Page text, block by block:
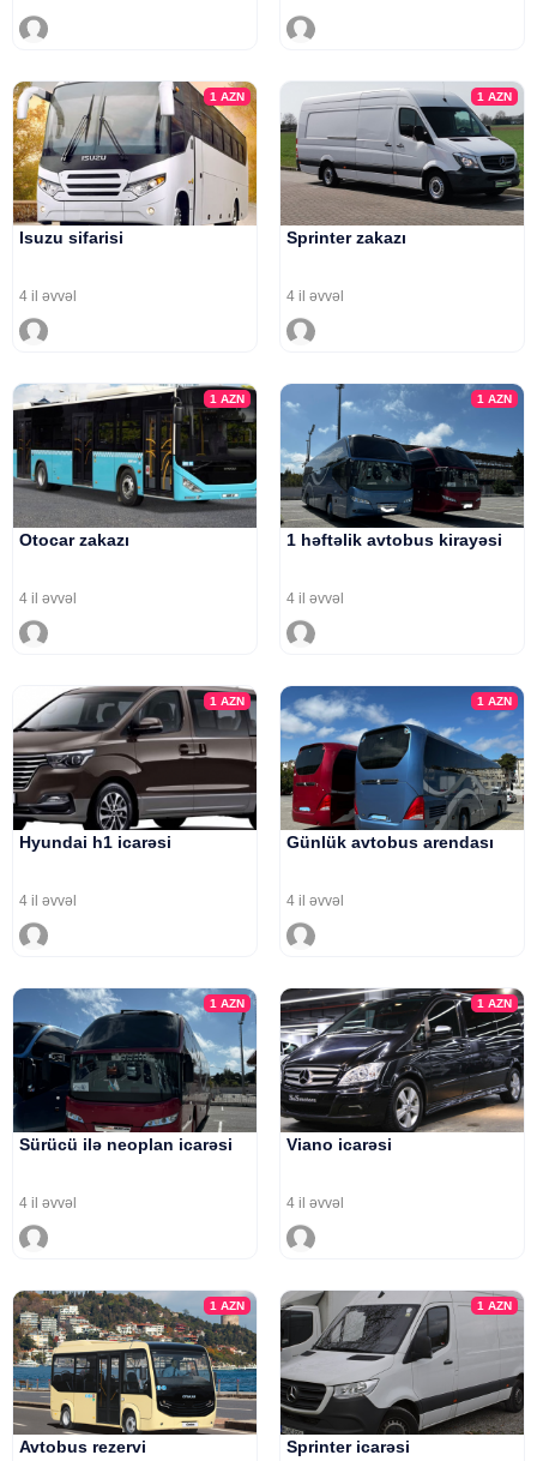
1AZN
Isuzu sifarisi
4 il əvvəl
1 AZN
Sprinter zakazı
4 il əvvəl
1AZN
Otocar zakazı
4 il əvvəl
1 AZN
1 həftəlik avtobus kirayəsi
4 il əvvəl
1AZN
Hyundai h1 icarəsi
4 il əvvəl
1 AZN
Günlük avtobus arendası
4 il əvvəl
1AZN
Sürücü ilə neoplan icarəsi
4 il əvvəl
1 AZN
Viano icarəsi
4 il əvvəl
1AZN
Avtobus rezervi
1 AZN
Sprinter icarəsi